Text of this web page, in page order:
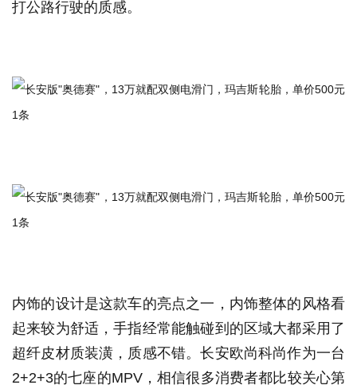
打公路行驶的质感。
内饰的设计是这款车的亮点之一，内饰整体的风格看
起来较为舒适，手指经常能触碰到的区域大都采用了
超纤皮材质装潢，质感不错。长安欧尚科尚作为一台
2+2+3的七座的MPV，相信很多消费者都比较关心第